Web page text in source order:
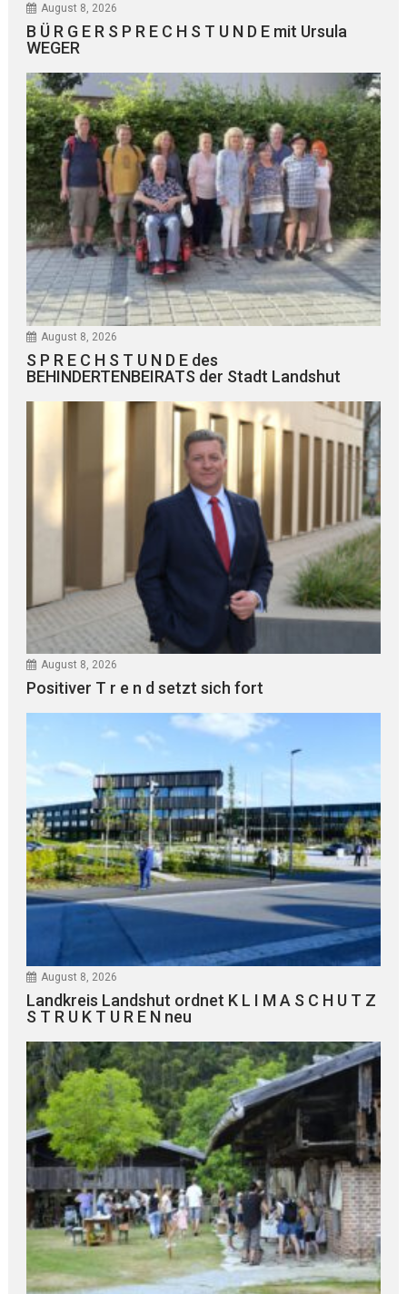
August 8, 2026
B Ü R G E R S P R E C H S T U N D E mit Ursula
WEGER
August 8, 2026
S P R E C H S T U N D E des
BEHINDERTENBEIRATS der Stadt Landshut
August 8, 2026
Positiver T r e n d setzt sich fort
August 8, 2026
Landkreis Landshut ordnet K L I M A S C H U T Z
S T R U K T U R E N neu